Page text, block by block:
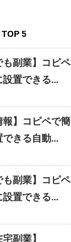
5
も副業】コピペ
設置できる...
報】コピペで簡
できる自動...
も副業】コピペ
設置できる...
宅副業】